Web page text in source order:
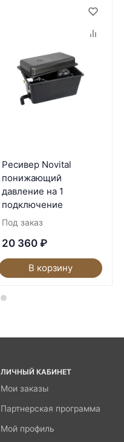
Ресивер Novital
понижающий
давление на 1
подключение
Под заказ
20 360 ₽
В корзину
ЛИЧНЫЙ КАБИНЕТ
Мои заказы
Партнерская программа
Мой профиль